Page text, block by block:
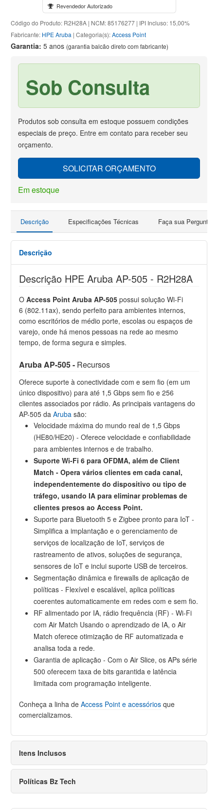
Revendedor Autorizado
Código do Produto: R2H28A | NCM: 85176277 | IPI Incluso: 15,00%
Fabricante: HPE Aruba | Categoria(s):Access Point
Garantia:5 anos (garantia balcão direto com fabricante)
Sob Consulta
Produtos sob consulta em estoque possuem condições
especiais de preço. Entre em contato para receber seu
orçamento.
SOLICITAR ORÇAMENTO
Em estoque
Descrição Especificações Técnicas Faça sua Pergunta
Descrição
Descrição HPE Aruba AP-505 - R2H28A
OAccess Point Aruba AP-505 possui solução Wi-Fi
6 (802.11ax), sendo perfeito para ambientes internos,
como escritórios de médio porte, escolas ou espaços de
varejo, onde há menos pessoas na rede ao mesmo
tempo, de forma segura e simples.
Aruba AP-505 - Recursos
Oferece suporte à conectividade com e sem fio (em um
único dispositivo) para até 1,5 Gbps sem fio e 256
clientes associados por rádio. As principais vantagens do
AP-505 daAruba são:
Velocidade máxima do mundo real de 1,5 Gbps
(HE80/HE20) - Oferece velocidade e confiabilidade
para ambientes internos e de trabalho.
Suporte Wi-Fi 6 para OFDMA, além de Client
Match - Opera vários clientes em cada canal,
independentemente do dispositivo ou tipo de
tráfego, usando IA para eliminar problemas de
clientes presos ao Access Point.
Suporte para Bluetooth 5 e Zigbee pronto para IoT -
Simplifica a implantação e o gerenciamento de
serviços de localização de IoT, serviços de
rastreamento de ativos, soluções de segurança,
sensores de IoT e inclui suporte USB de terceiros.
Segmentação dinâmica e firewalls de aplicação de
políticas - Flexível e escalável, aplica políticas
coerentes automaticamente em redes com e sem fio.
RF alimentado por IA, rádio frequência (RF) - Wi-Fi
com Air Match Usando o aprendizado de IA, o Air
Match oferece otimização de RF automatizada e
analisa toda a rede.
Garantia de aplicação - Com o Air Slice, os APs série
500 oferecem taxa de bits garantida e latência
limitada com programação inteligente.
Conheça a linha deAccess Point e acessórios que
comercializamos.
Itens Inclusos
Políticas Bz Tech